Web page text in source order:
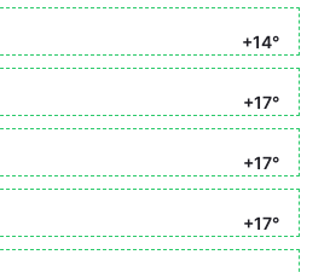
+14°
+17°
+17°
+17°